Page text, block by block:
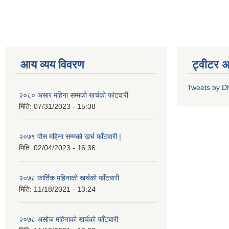
आय व्यय विवरण
२०८० असार महिना सम्मको खर्चको फांटवारी
मिति: 07/31/2023 - 15:38
२०७९ पौस महिना सम्मको खर्च फाँटवारी |
मिति: 02/04/2023 - 16:36
२०७८ कार्तिक महिनाको खर्चको फाँटबारी
मिति: 11/18/2021 - 13:24
२०७८ असोज महिनाको खर्चको फाँटबारी
ट्वीटर
Tweets by